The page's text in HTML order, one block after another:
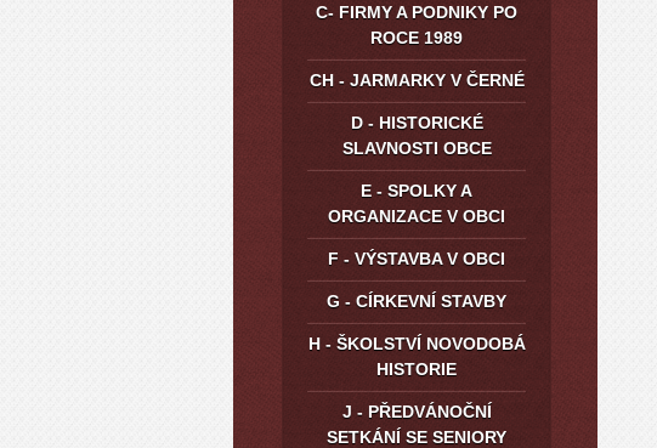
C- FIRMY A PODNIKY PO
ROCE 1989
CH - JARMARKY V ČERNÉ
D - HISTORICKÉ
SLAVNOSTI OBCE
E - SPOLKY A
ORGANIZACE V OBCI
F - VÝSTAVBA V OBCI
G - CÍRKEVNÍ STAVBY
H - ŠKOLSTVÍ NOVODOBÁ
HISTORIE
J - PŘEDVÁNOČNÍ
SETKÁNÍ SE SENIORY